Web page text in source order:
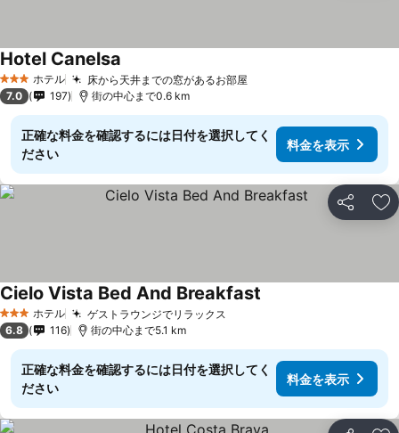
3 ホテルのランク
ホテル 床から天井までの窓があるお部屋
Hotel Canelsa
7.0 197 街の中心まで0.6 km
正確な料金を確認するには日付を選択してく
ださい
料金を表示
シェア お
3 ホテルのランク
ホテル ゲストラウンジでリラックス
Cielo Vista Bed And Breakfast
6.8 116 街の中心まで5.1 km
正確な料金を確認するには日付を選択してく
ださい
料金を表示